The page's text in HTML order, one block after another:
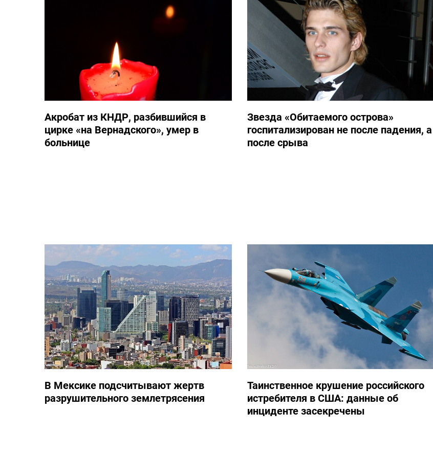
Акробат из КНДР, разбившийся в
цирке «на Вернадского», умер в
больнице
Звезда «Обитаемого острова»
госпитализирован не после падения, а
после срыва
В Мексике подсчитывают жертв
разрушительного землетрясения
Таинственное крушение российского
истребителя в США: данные об
инциденте засекречены